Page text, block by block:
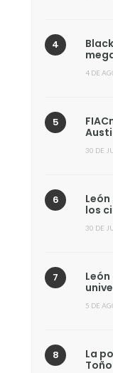
4 DE
30 DE
los
30 DE
5 DE
La